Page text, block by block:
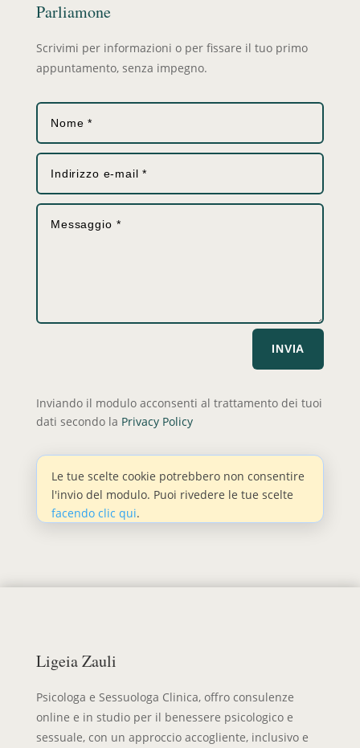
Parliamone
Scrivimi per informazioni o per fissare il tuo primo
appuntamento, senza impegno.
INVIA
Inviando il modulo acconsenti al trattamento dei tuoi
dati secondo la Privacy Policy
Le tue scelte cookie potrebbero non consentire
l'invio del modulo. Puoi rivedere le tue scelte
facendo clic qui.
Ligeia Zauli
Psicologa e Sessuologa Clinica, offro consulenze
online e in studio per il benessere psicologico e
sessuale, con un approccio accogliente, inclusivo e